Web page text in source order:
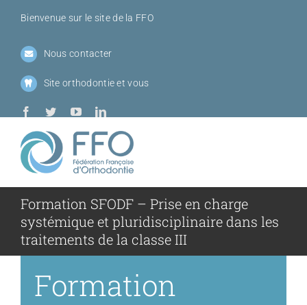
Passer
contenu
Bienvenue sur le site de la FFO
Nous contacter
Site orthodontie et vous
Qui
Sociétés
Formation SFODF – Prise en charge
systémique et pluridisciplinaire dans les
traitements de la classe III
Formation